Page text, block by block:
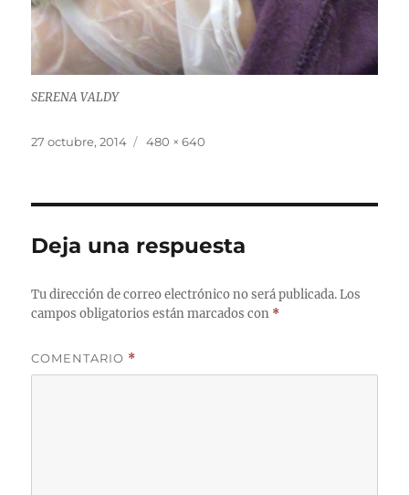
SERENA VALDY
Publicado
27 octubre, 2014
Tamaño
480 × 640
Deja una respuesta
Tu dirección de correo electrónico no será publicada. Los
campos obligatorios están marcados con *
COMENTARIO *